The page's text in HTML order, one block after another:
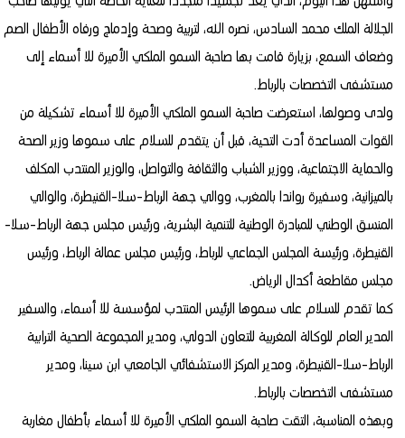
الجلالة الملك محمد السادس، نصره الله، لتربية وصحة وإدماج ورفاه الأطفال الصم
وضعاف السمع، بزيارة قامت بها صاحبة السمو الملكي الأميرة للا أسماء إلى
مستشفى التخصصات بالرباط.
ولدى وصولها، استعرضت صاحبة السمو الملكي الأميرة للا أسماء تشكيلة من
القوات المساعدة أدت التحية، قبل أن يتقدم للسلام على سموها وزير الصحة
والحماية الاجتماعية، ووزير الشباب والثقافة والتواصل، والوزير المنتدب المكلف
بالميزانية، وسفيرة رواندا بالمغرب، ووالي جهة الرباط-سلا-القنيطرة، والوالي
المنسق الوطني للمبادرة الوطنية للتنمية البشرية، ورئيس مجلس جهة الرباط-سلا-
القنيطرة، ورئيسة المجلس الجماعي للرباط، ورئيس مجلس عمالة الرباط، ورئيس
مجلس مقاطعة أكدال الرياض.
كما تقدم للسلام على سموها الرئيس المنتدب لمؤسسة للا أسماء، والسفير
المدير العام للوكالة المغربية للتعاون الدولي، ومدير المجموعة الصحية الترابية
الرباط-سلا-القنيطرة، ومدير المركز الاستشفائي الجامعي ابن سينا، ومدير
مستشفى التخصصات بالرباط.
وبهذه المناسبة، التقت صاحبة السمو الملكي الأميرة للا أسماء بأطفال مغاربة